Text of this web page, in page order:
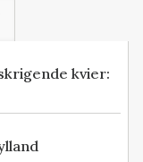
kvier: